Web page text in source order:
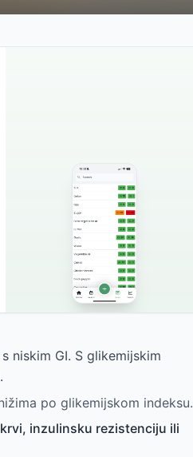
niskim GI. S glikemijskim
po glikemijskom indeksu.
inzulinsku rezistenciju ili